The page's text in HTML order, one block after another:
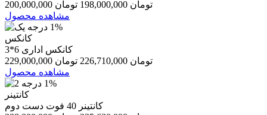
200,000,000 تومان 198,000,000 تومان
مشاهده محصول
1%
کانکس
کانکس اداری 6*3
229,000,000 تومان 226,710,000 تومان
مشاهده محصول
1%
کانتینر
کانتینر 40 فوت دست دوم